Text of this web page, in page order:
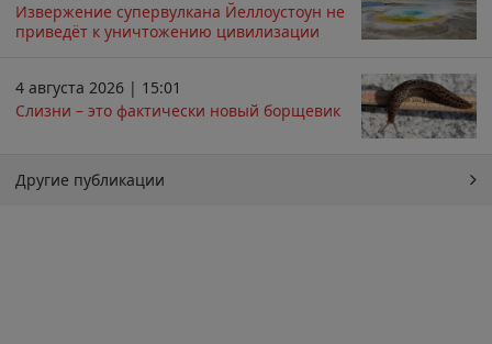
Извержение супервулкана Йеллоустоун не
приведёт к уничтожению цивилизации
4 августа 2026 | 15:01
Слизни – это фактически новый борщевик
Другие публикации